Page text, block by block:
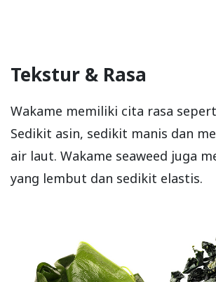
Tekstur & Rasa
Wakame memiliki cita rasa
Sedikit asin, sedikit manis dan
air laut. Wakame seaweed juga
yang lembut dan sedikit elastis.